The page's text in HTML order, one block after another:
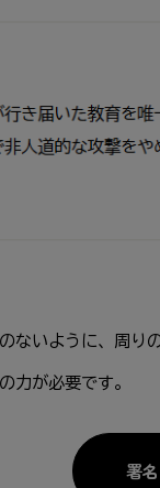
ないように、周り
力が必要です。
署